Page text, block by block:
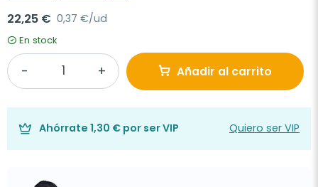
22,25 € 0,37 €/ud
En stock
Añadir al carrito
Ahórrate 1,30 € por ser VIP Quiero ser VIP